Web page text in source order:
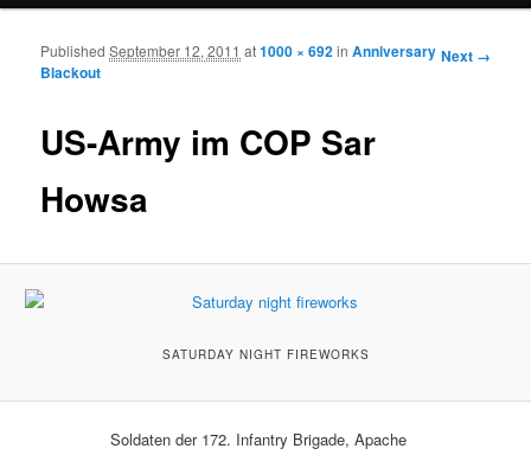
Image
Next →
US-Army im COP Sar
Howsa
PublishedSeptember 12, 2011 at1000 × 692inAnniversary
Blackout
SATURDAY NIGHT FIREWORKS
Soldaten der 172. Infantry Brigade, Apache